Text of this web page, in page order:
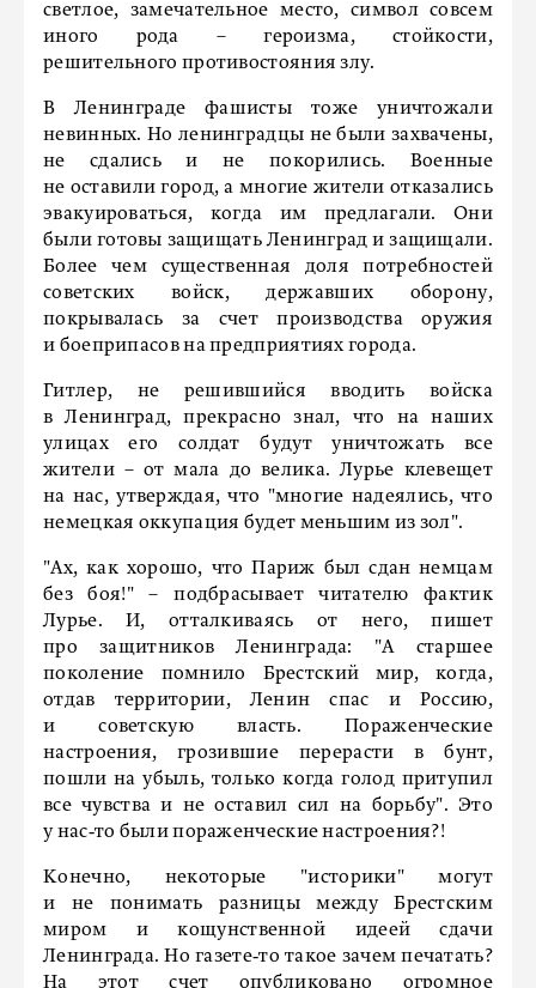
светлое, замечательное место, символ совсем
иного рода – героизма, стойкости,
решительного противостояния злу.
В Ленинграде фашисты тоже уничтожали
невинных. Но ленинградцы не были захвачены,
не сдались и не покорились. Военные
не оставили город, а многие жители отказались
эвакуироваться, когда им предлагали. Они
были готовы защищать Ленинград и защищали.
Более чем существенная доля потребностей
советских войск, державших оборону,
покрывалась за счет производства оружия
и боеприпасов на предприятиях города.
Гитлер, не решившийся вводить войска
в Ленинград, прекрасно знал, что на наших
улицах его солдат будут уничтожать все
жители – от мала до велика. Лурье клевещет
на нас, утверждая, что "многие надеялись, что
немецкая оккупация будет меньшим из зол".
"Ах, как хорошо, что Париж был сдан немцам
без боя!" – подбрасывает читателю фактик
Лурье. И, отталкиваясь от него, пишет
про защитников Ленинграда: "А старшее
поколение помнило Брестский мир, когда,
отдав территории, Ленин спас и Россию,
и советскую власть. Пораженческие
настроения, грозившие перерас­ти в бунт,
пошли на убыль, только когда голод притупил
все чувства и не оставил сил на борьбу". Это
у нас‑то были пораженческие настроения?!
Конечно, некоторые "историки" могут
и не понимать разницы между Брестским
миром и кощунственной идеей сдачи
Ленинграда. Но газете‑то такое зачем печатать?
На этот счет опубликовано огромное